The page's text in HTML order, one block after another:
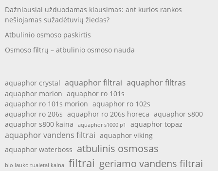
Dažniausiai užduodamas klausimas: ant kurios rankos
nešiojamas sužadėtuvių žiedas?
Atbulinio osmoso paskirtis
Osmoso filtrų – atbulinio osmoso nauda
aquaphor crystal aquaphor filtrai aquaphor filtras
aquaphor morion aquaphor ro 101s
aquaphor ro 101s morion aquaphor ro 102s
aquaphor ro 206s aquaphor ro 206s horeca aquaphor s800
aquaphor s800 kaina
aquaphor s1000 p1 aquaphor topaz
aquaphor vandens filtrai aquaphor viking
aquaphor waterboss atbulinis osmosas
bio lauko tualetai kaina filtrai geriamo vandens filtrai